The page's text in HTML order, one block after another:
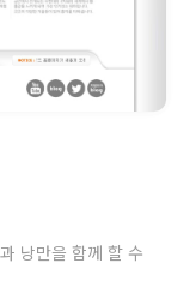
낭만을 함께 할 수